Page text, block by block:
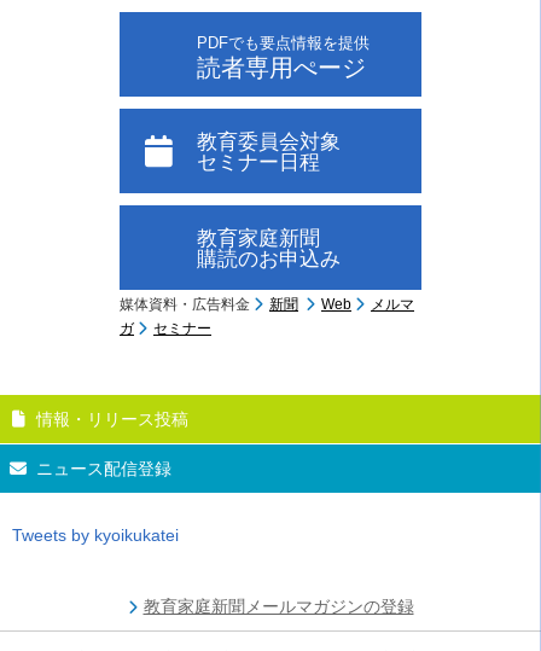
PDFでも要点情報を提供
読者専用ぺージ
教育委員会対象
セミナー日程
教育家庭新聞
購読のお申込み
媒体資料・広告料金 新聞 Web
メルマ
ガ
セミナー
情報・リリース投稿
ニュース配信登録
Tweets by kyoikukatei
教育家庭新聞メールマガジンの登録